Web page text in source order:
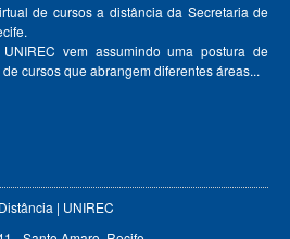
de cursos a distância da Secretaria de
vem assumindo uma postura de
cursos que abrangem diferentes áreas...
| UNIREC